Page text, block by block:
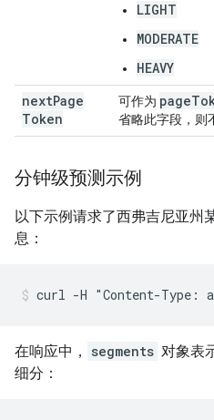
LIGHT
MODERATE
HEAVY
nextPage
Token
可作为 page
省略此字段，则
分钟级预测示例
以下示例请求了西弗吉尼亚州
息：
curl -H "Content-Type:
在响应中， segments 对象表
细分：